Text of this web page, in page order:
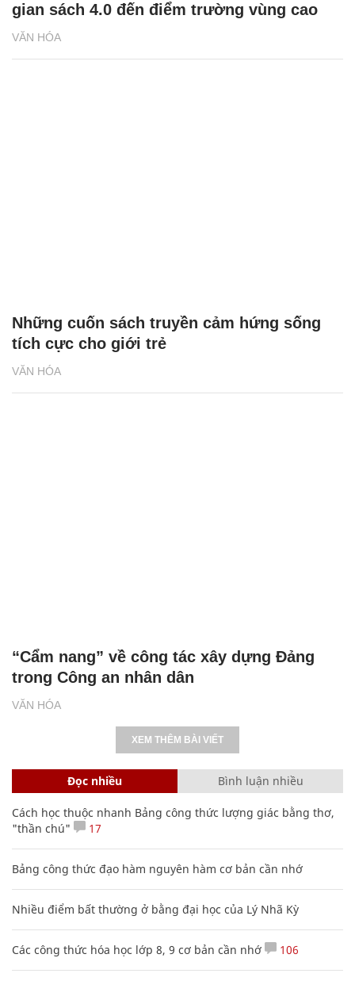
VĂN HÓA
gian sách 4.0 đến điểm trường vùng cao
VĂN HÓA
Những cuốn sách truyền cảm hứng sống
tích cực cho giới trẻ
VĂN HÓA
“Cẩm nang” về công tác xây dựng Đảng
trong Công an nhân dân
XEM THÊM BÀI VIẾT
Đọc nhiều Bình luận nhiều
Cách học thuộc nhanh Bảng công thức lượng giác bằng thơ,
"thần chú"
17
Bảng công thức đạo hàm nguyên hàm cơ bản cần nhớ
Nhiều điểm bất thường ở bằng đại học của Lý Nhã Kỳ
Các công thức hóa học lớp 8, 9 cơ bản cần nhớ 106